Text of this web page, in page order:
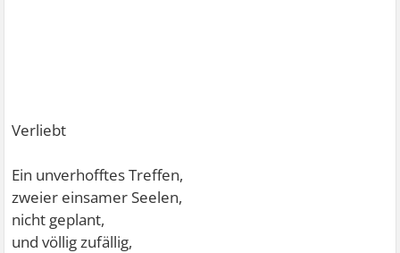
Verliebt
Ein unverhofftes Treffen,
zweier einsamer Seelen,
nicht geplant,
und völlig zufällig,